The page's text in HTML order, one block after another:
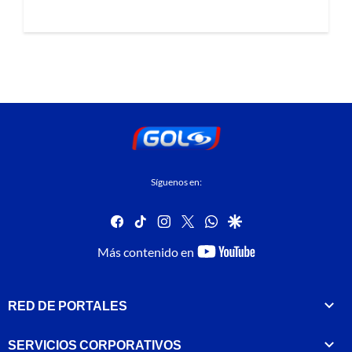
Síguenos en:
facebook
tiktok instagram
twitterwhatsapp
google
Más contenido en
youtube-
RED DE PORTALES
SERVICIOS CORPORATIVOS